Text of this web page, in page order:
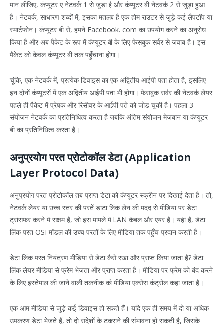
मान लीजिए, कंप्यूटर ए नेटवर्क 1 से जुड़ा है और कंप्यूटर बी नेटवर्क 2 से जुड़ा हुआ
है। नेटवर्क, साधारण शब्दों में, इसका मतलब है एक होम राउटर से जुड़े कई लैपटॉप या
स्मार्टफोन। कंप्यूटर बी से, हमने Facebook. com का उपयोग करने का अनुरोध
किया है और अब पैकेट के रूप में कंप्यूटर बी के लिए फेसबुक सर्वर से जवाब है। इस
पैकेट को केवल कंप्यूटर बी तक पहुँचाना होगा।
चूंकि, एक नेटवर्क में, प्रत्येक डिवाइस का एक अद्वितीय आईपी पता होता है, इसलिए
इन दोनों कंप्यूटरों में एक अद्वितीय आईपी पता भी होगा। फेसबुक सर्वर की नेटवर्क लेयर
पहले ही पैकेट में प्रेषक और रिसीवर के आईपी पते को जोड़ चुकी है। पहला 3
संयोजन नेटवर्क का प्रतिनिधित्व करता है जबकि अंतिम संयोजन मेजबान या कंप्यूटर
बी का प्रतिनिधित्व करता है।
अनुप्रयोग परत प्रोटोकॉल डेटा (Application
Layer Protocol Data)
अनुप्रयोग परत प्रोटोकॉल तब प्राप्त डेटा को कंप्यूटर स्क्रीन पर दिखाई देता है। तो,
नेटवर्क लेयर या उच्च स्तर की परतें डाटा लिंक लेन की मदद से मीडिया पर डेटा
ट्रांसफर करने में सक्षम हैं, जो इस मामले में LAN केबल और एयर हैं। यही है, डेटा
लिंक परत OSI मॉडल की उच्च परतों के लिए मीडिया तक पहुँच प्रदान करती है।
डेटा लिंक परत नियंत्रण मीडिया से डेटा कैसे रखा और प्राप्त किया जाता है? डेटा
लिंक लेयर मीडिया से फ्रेम भेजता और प्राप्त करता है। मीडिया पर फ्रेम को बंद करने
के लिए इस्तेमाल की जाने वाली तकनीक को मीडिया एक्सेस कंट्रोल कहा जाता है।
एक आम मीडिया से जुड़े कई डिवाइस हो सकते हैं। यदि एक ही समय में दो या अधिक
उपकरण डेटा भेजते हैं, तो दो संदेशों के टकराने की संभावना हो सकती है, जिसके